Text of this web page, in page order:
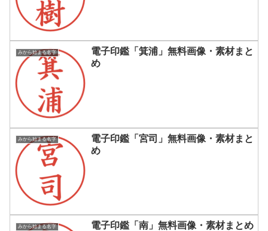
みから始まる名字
電子印鑑「箕浦」無料画像・素材まと
め
みから始まる名字
電子印鑑「宮司」無料画像・素材まと
め
みから始まる名字 電子印鑑「南」無料画像・素材まとめ